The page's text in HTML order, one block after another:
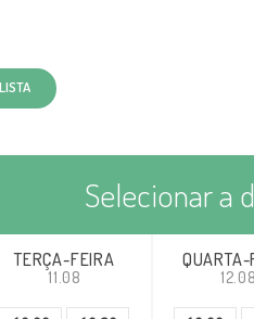
Selecionar a
TERÇA-FEIRA
11.08 12.08